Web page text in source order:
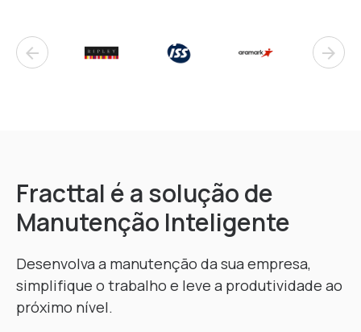
arrow_back arrow_forward
Fracttal é a solução de
Manutenção Inteligente
Desenvolva a manutenção da sua empresa,
simplifique o trabalho e leve a produtividade ao
próximo nível.